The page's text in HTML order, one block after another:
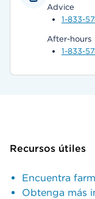
Advice
1-833-
After-hours
1-833-
Recursos útiles
Encuentra
Obtenga más